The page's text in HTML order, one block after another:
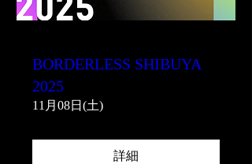
BORDERLESS SHIBUYA
2025
11月08日(土)
詳細